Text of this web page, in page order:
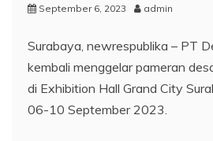
September 6, 2023 admin
Surabaya, newrespublika – PT
kembali menggelar pameran
di Exhibition Hall Grand City
06-10 September 2023.